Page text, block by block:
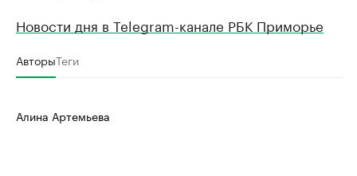
Новости дня в Telegram-канале РБК Приморье
АвторыТеги
Алина Артемьева